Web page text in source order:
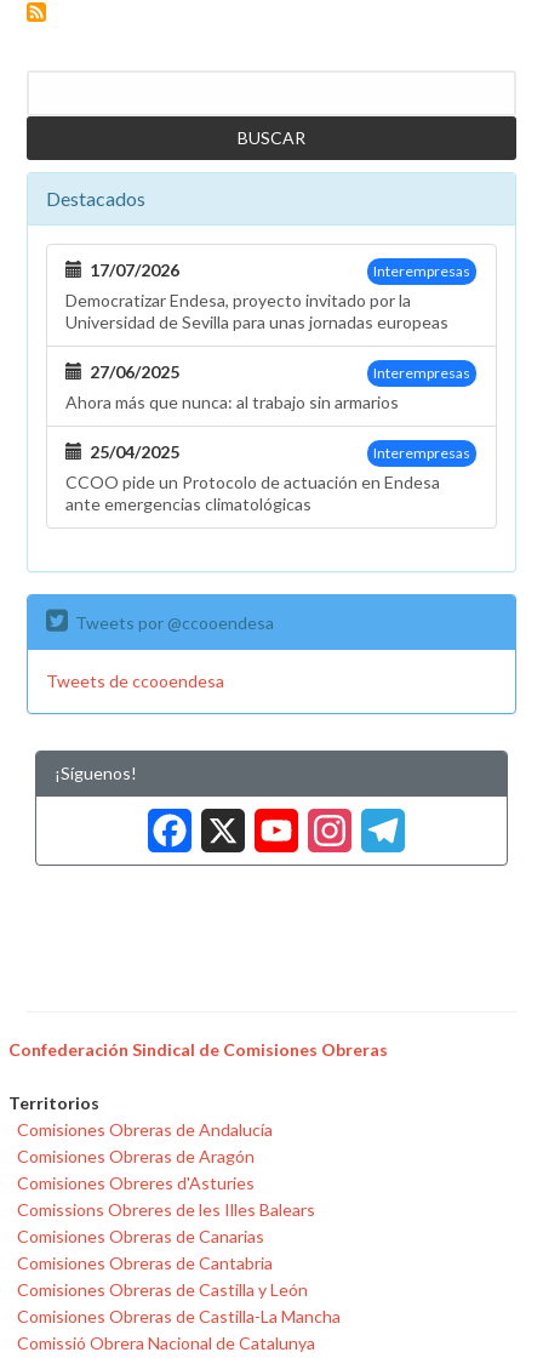
diciembre
recuperar
Destacados
Interempresas
17/07/2026
Democratizar Endesa, proyecto invitado por la
Universidad de Sevilla para unas jornadas europeas
Interempresas
27/06/2025
Ahora más que nunca: al trabajo sin armarios
Interempresas
25/04/2025
CCOO pide un Protocolo de actuación en Endesa
ante emergencias climatológicas
Tweets por @ccooendesa
Tweets de ccooendesa
¡Síguenos!
Facebook
X
Confederación Sindical de Comisiones Obreras
Territorios
Comisiones Obreras de Andalucía
Comisiones Obreras de Aragón
Comisiones Obreres d'Asturies
Comissions Obreres de les Illes Balears
Comisiones Obreras de Canarias
Comisiones Obreras de Cantabria
Comisiones Obreras de Castilla y León
Comisiones Obreras de Castilla-La Mancha
Comissió Obrera Nacional de Catalunya